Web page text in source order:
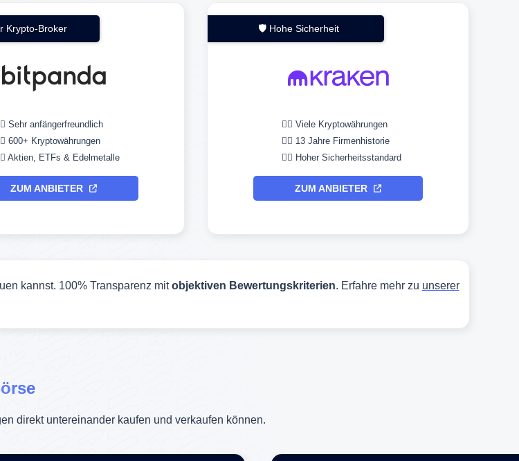
Krypto-Broker
Sehr anfängerfreundlich
600+ Kryptowährungen
Aktien, ETFs & Edelmetalle
ZUM ANBIETER
🛡️ Hohe Sicherheit
👉🏼 Viele Kryptowährungen
👉🏼 13 Jahre Firmenhistorie
👉🏼 Hoher Sicherheitsstandard
ZUM ANBIETER
kannst. 100% Transparenz mitobjektiven Bewertungskriterien. Erfahre mehr zu unserer
direkt untereinander kaufen und verkaufen können.